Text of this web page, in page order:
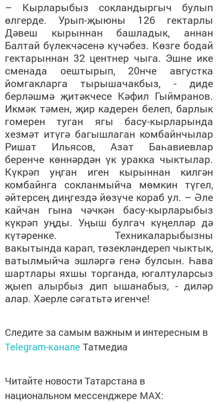
– Кырларыбыз сокландыргыч булып
өлгерде. Урып-җыюны 126 гектарлы
Дәвеш кырыннан башладык, аннан
Балтай бүлекчәсенә күчәбез. Көзге бодай
гектарыннан 32 центнер чыга. Эшне ике
сменада оештырып, 20нче августка
йомгакларга тырышачакбыз, - диде
берләшмә җитәкчесе Кәфил Гыймранов.
Икмәк тәмен, җир кадерен белеп, барлык
гомерен туган ягы басу-кырларында
хезмәт итүгә багышлаган комбайнчылар
Ришат Ильясов, Азат Баһавиевлар
беренче көннәрдән үк уракка чыктылар.
Күкрәп уңган иген кырыннан килгән
комбайнга сокланмыйча мөмкин түгел,
әйтерсең диңгездә йөзүче кораб ул. – Әле
кайчан гына чәчкән басу-кырларыбыз
күкрәп уңды. Уңыш булгач күңелләр дә
күтәренке. Техникаларыбызны
вакытында карап, төзекләндереп чыктык,
ватылмыйча эшләргә генә булсын. Һава
шартлары яхшы торганда, югалтуларсыз
җыеп алырбыз дип ышанабыз, - диләр
алар. Хәерле сәгатьтә игенче!
Следите за самым важным и интересным в
Telegram-канале Татмедиа
Читайте новости Татарстана в
национальном мессенджере MАХ: